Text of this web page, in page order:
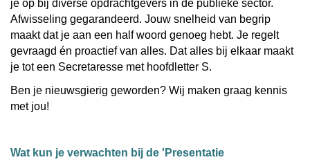
je op bij diverse opdrachtgevers in de publieke sector.
Afwisseling gegarandeerd. Jouw snelheid van begrip
maakt dat je aan een half woord genoeg hebt. Je regelt
gevraagd én proactief van alles. Dat alles bij elkaar maakt
je tot een Secretaresse met hoofdletter S.
Ben je nieuwsgierig geworden? Wij maken graag kennis
met jou!
Wat kun je verwachten bij de 'Presentatie